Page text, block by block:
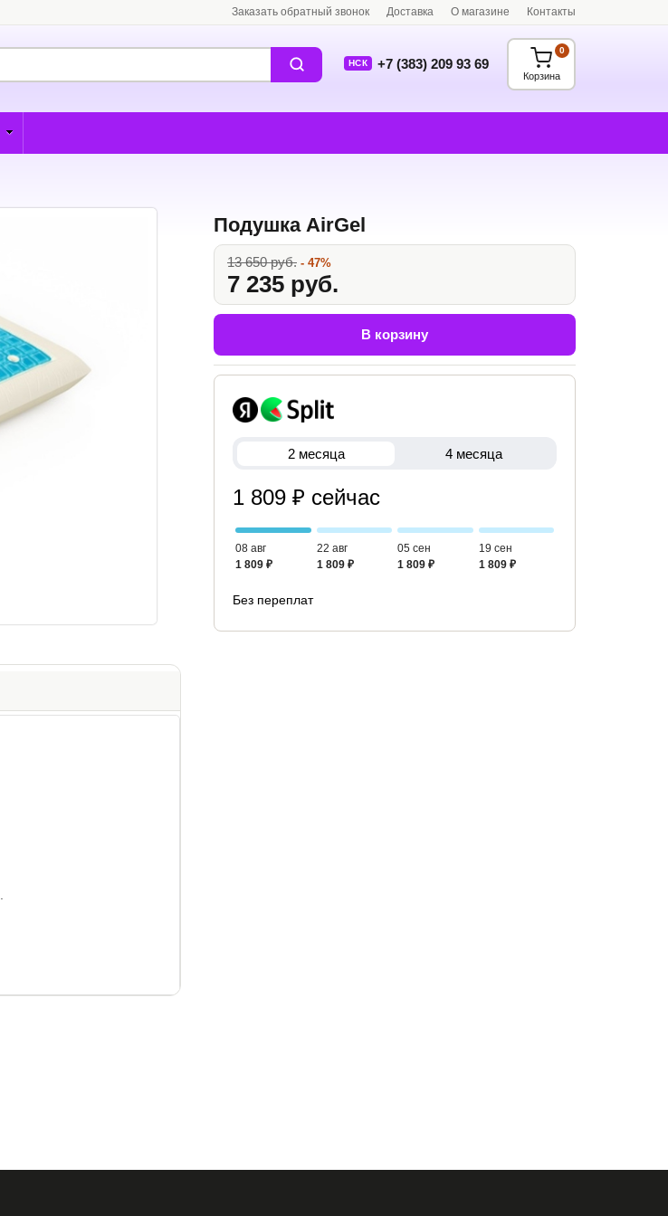
Заказать обратный звонок Доставка О магазине Контакты
НСК +7 (383) 209 93 69
Корзина
0
Подушка AirGel
13 650 руб. - 47%
7 235 руб.
В корзину
2 месяца 4 месяца
1 809 ₽ сейчас
08 авг
1 809 ₽
22 авг
1 809 ₽
05 сен
1 809 ₽
19 сен
1 809 ₽
Без переплат